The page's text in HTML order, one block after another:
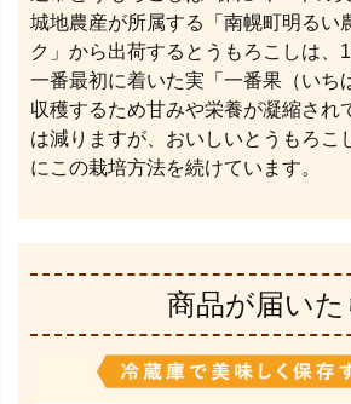
城地農産が所属する「南幌町明るい
ク」から出荷するとうもろこしは、
一番最初に着いた実「一番果（いち
収穫するため甘みや栄養が凝縮され
は減りますが、おいしいとうもろこ
にこの栽培方法を続けています。
商品が届いた